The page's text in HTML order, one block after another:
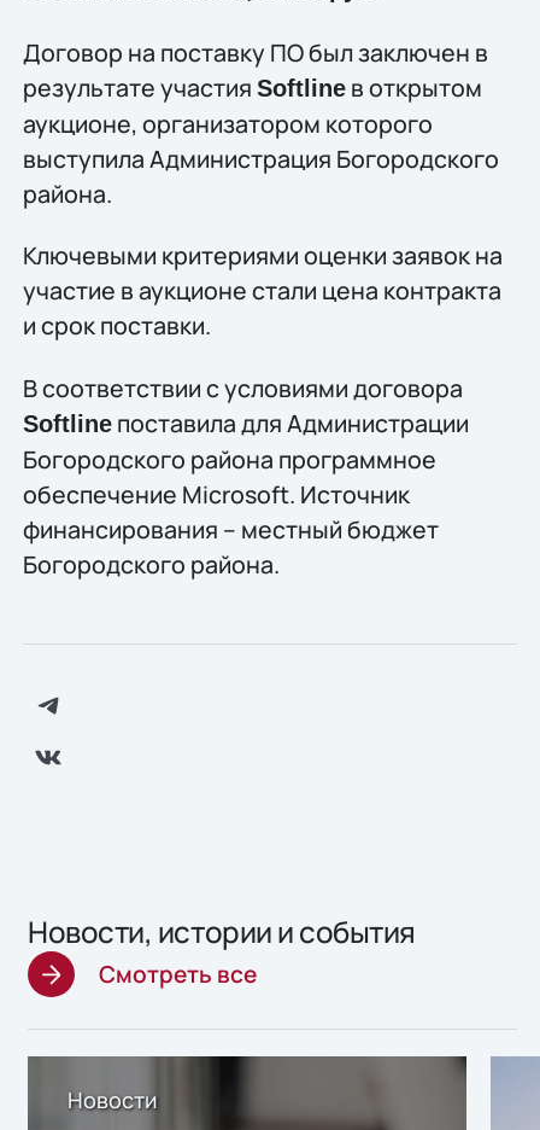
Договор на поставку ПО был заключен в
результате участия Softlineв открытом
аукционе, организатором которого
выступила Администрация Богородского
района.
Ключевыми критериями оценки заявок на
участие в аукционе стали цена контракта
и срок поставки.
В соответствии с условиями договора
Softlineпоставила для Администрации
Богородского района программное
обеспечение Microsoft. Источник
финансирования – местный бюджет
Богородского района.
Новости, истории и события
Смотреть все
Новости